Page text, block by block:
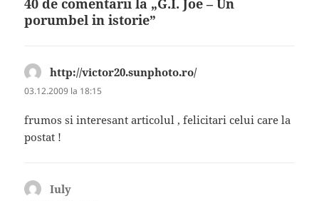
40 de comentarii la „G.I. Joe – Un
porumbel in istorie”
http://victor20.sunphoto.ro/spune:
03.12.2009 la 18:15
frumos si interesant articolul , felicitari celui care la
postat !
Iuly